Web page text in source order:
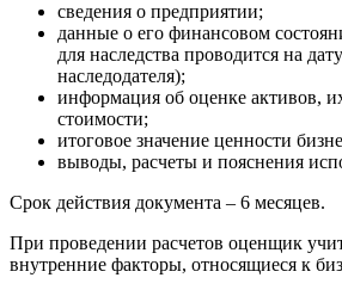
сведения о предприятии;
данные о его финансовом
для наследства проводится на
наследодателя);
информация об оценке активов,
стоимости;
итоговое значение ценности
выводы, расчеты и пояснения
Срок действия документа – 6 месяцев.
При проведении расчетов оценщик
внутренние факторы, относящиеся к
Владикавказ
Владимир
Волгоград
Волгодонск
Волжск
Волжский
Волоколамск
Волосово
Волхов